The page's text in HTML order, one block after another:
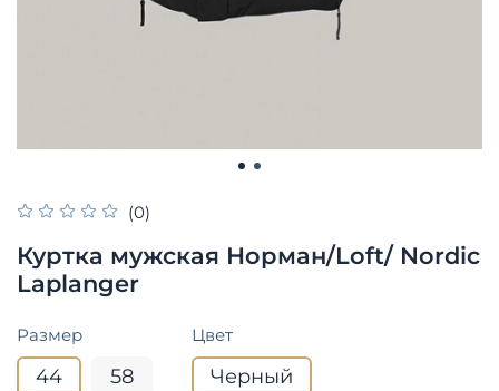
(0)
Куртка мужская Норман/Loft/ Nordic
Laplanger
Размер
44 58
Цвет
Черный